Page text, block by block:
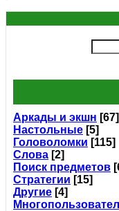
Аркады и экшн [67]
Настольные [5]
Головоломки [115]
Слова [2]
Поиск предметов
Стратегии [15]
Другие [4]